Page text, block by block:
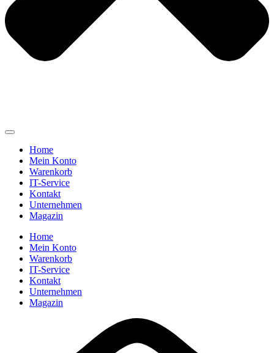
Home
Mein Konto
Warenkorb
IT-Service
Kontakt
Unternehmen
Magazin
Home
Mein Konto
Warenkorb
IT-Service
Kontakt
Unternehmen
Magazin